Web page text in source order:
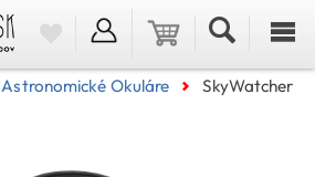
Astronomické Okuláre
SkyWatcher